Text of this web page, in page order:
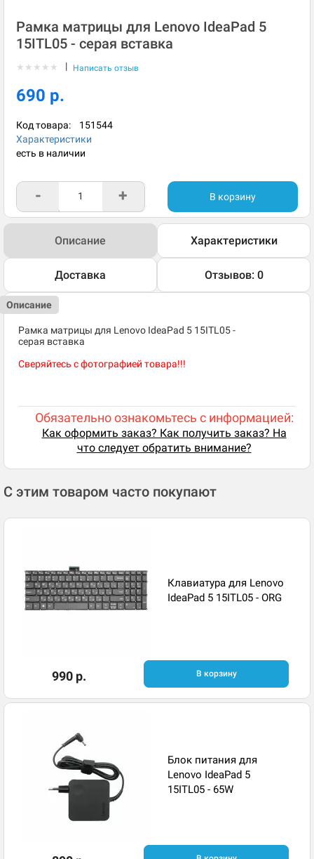
Рамка матрицы для Lenovo IdeaPad 5
15ITL05 - серая вставка
★ ★ ★ ★ ★ | Написать отзыв
690 р.
Код товара: 151544
Характеристики
есть в наличии
- + В корзину
Описание Характеристики
Доставка Отзывов: 0
Описание
Рамка матрицы для Lenovo IdeaPad 5 15ITL05 -
серая вставка
Сверяйтесь с фотографией товара!!!
Обязательно ознакомьтесь с информацией:
Как оформить заказ? Как получить заказ? На
что следует обратить внимание?
С этим товаром часто покупают
Клавиатура для Lenovo
IdeaPad 5 15ITL05 - ORG
990 р. В корзину
Блок питания для
Lenovo IdeaPad 5
15ITL05 - 65W